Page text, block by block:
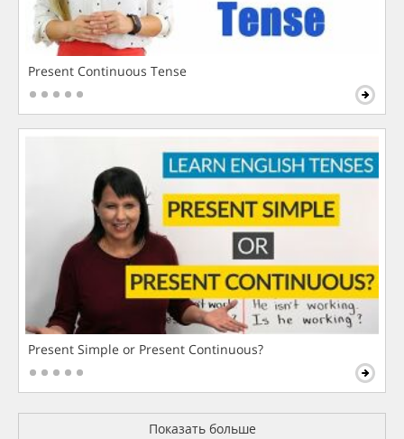
Present Continuous Tense
Present Simple or Present Continuous?
Показать больше